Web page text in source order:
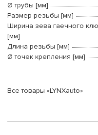
Ø трубы [мм]
Размер резьбы [мм]
Ширина зева гаечного
[мм]
Длина резьбы [мм]
Ø точек крепления [мм]
Все товары «LYNXauto»